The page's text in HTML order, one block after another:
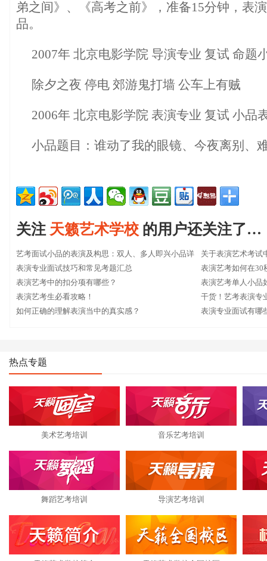
弟之间》、《高考之前》，准备15分钟，表
品。
2007年 北京电影学院 导演专业 复试 命题
除夕之夜 停电 郊游鬼打墙 公车上有贼
2006年 北京电影学院 表演专业 复试 小品
小品题目：谁动了我的眼镜、今夜离别、
关注 天籁艺术学校 的用户还关注了…
艺考面试小品的表演及构思：双人、多人即兴小品详
解
表演专业面试技巧和常见考题汇总
表演艺考中的扣分项有哪些？
表演艺考生必看攻略！
如何正确的理解表演当中的真实感？
关于表演艺术考试
表演艺考如何在30
表演艺考单人小品
干货！艺考表演专
表演专业面试有哪
热点专题
美术艺考培训 音乐艺考培训
舞蹈艺考培训 导演艺考培训